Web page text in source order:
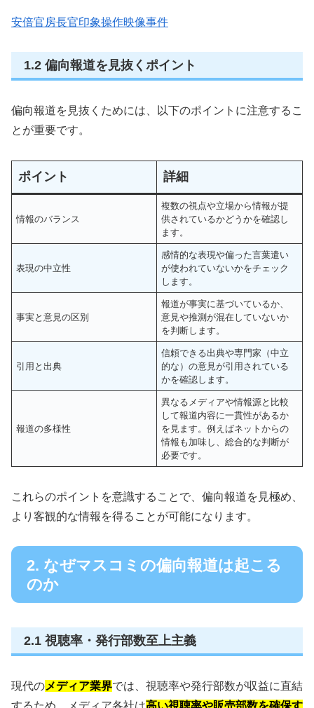
安倍官房長官印象操作映像事件
1.2 偏向報道を見抜くポイント
偏向報道を見抜くためには、以下のポイントに注意するこ
とが重要です。
ポイント 詳細
情報のバランス
複数の視点や立場から情報が提
供されているかどうかを確認し
ます。
表現の中立性
感情的な表現や偏った言葉遣い
が使われていないかをチェック
します。
事実と意見の区別
報道が事実に基づいているか、
意見や推測が混在していないか
を判断します。
引用と出典
信頼できる出典や専門家（中立
的な）の意見が引用されている
かを確認します。
報道の多様性
異なるメディアや情報源と比較
して報道内容に一貫性があるか
を見ます。例えばネットからの
情報も加味し、総合的な判断が
必要です。
これらのポイントを意識することで、偏向報道を見極め、
より客観的な情報を得ることが可能になります。
2. なぜマスコミの偏向報道は起こる
のか
2.1 視聴率・発行部数至上主義
現代のメディア業界では、視聴率や発行部数が収益に直結
するため、メディア各社は高い視聴率や販売部数を確保す